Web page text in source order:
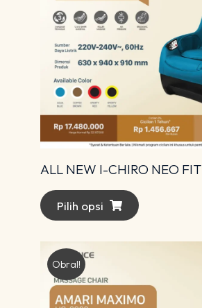
ALL NEW I-CHIRO NEO FIT
Pilih opsi
Obral!